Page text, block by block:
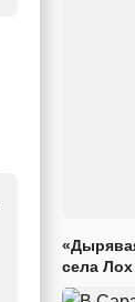
села